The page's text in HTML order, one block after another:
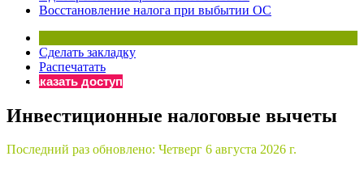
Восстановление налога при выбытии ОС
Сделать закладку
Распечатать
Заказать доступ
Инвестиционные налоговые вычеты
Последний раз обновлено: Четверг 6 августа 2026 г.